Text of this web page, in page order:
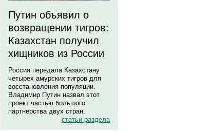
Путин объявил о
возвращении тигров:
Казахстан получил
хищников из России
Россия передала Казахстану
четырех амурских тигров для
восстановления популяции.
Владимир Путин назвал этот
проект частью большого
партнерства двух стран.
статьи раздела